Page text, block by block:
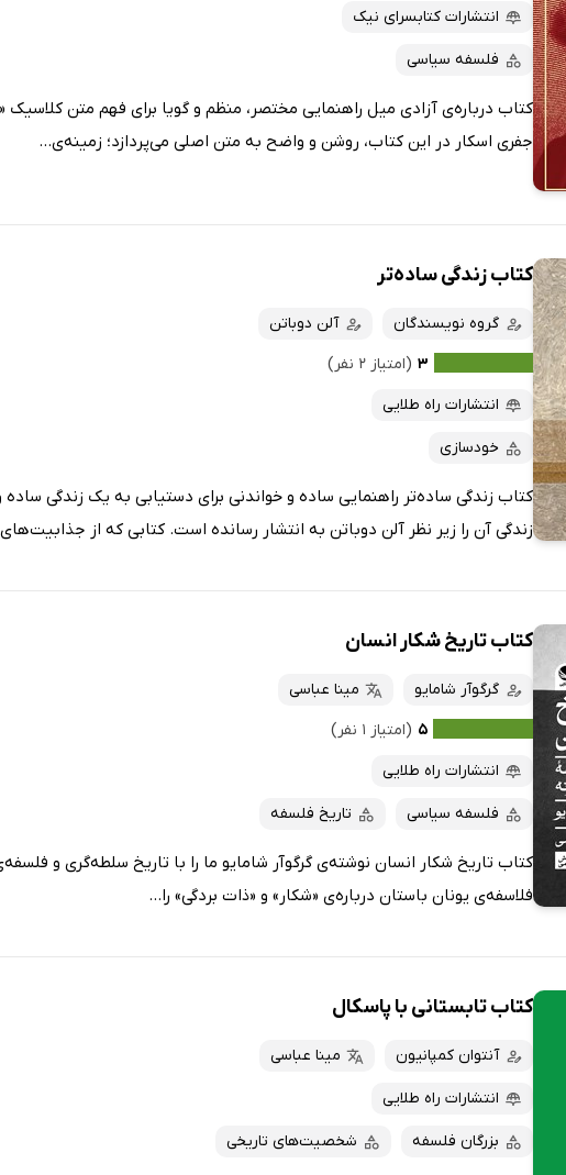
انتشارات کتابسرای نیک
فلسفه سیاسی
کتاب درباره‌ی آزادی میل راهنمایی مختصر، منظم و گویا برای فهم متن کلاسیک
جفری اسکار در این کتاب، روشن و واضح به متن اصلی می‌پردازد؛ زمینه‌ی...
کتاب زندگی ساده‌تر
گروه نویسندگان
آلن دوباتن
۳ (امتیاز ۲ نفر)
انتشارات راه طلایی
خودسازی
کتاب زندگی ساده‌تر راهنمایی ساده و خواندنی برای دستیابی به یک زندگی
زندگی آن را زیر نظر آلن دوباتن به انتشار رسانده است. کتابی که از
کتاب تاریخ شکار انسان
گرگوآر شامایو
مینا عباسی
۵ (امتیاز ۱ نفر)
انتشارات راه طلایی
فلسفه سیاسی تاریخ فلسفه
کتاب تاریخ شکار انسان نوشته‌ی گرگوآر شامایو ما را با تاریخ سلطه‌گری و
فلاسفه‌ی یونان باستان درباره‌ی «شکار» و «ذات بردگی» را...
کتاب تابستانی با پاسکال
آنتوان کمپانیون مینا عباسی
انتشارات راه طلایی
بزرگان فلسفه شخصیت‌های تاریخی